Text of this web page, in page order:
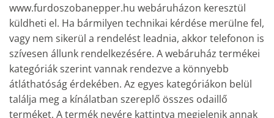
www.furdoszobanepper.hu webáruházon keresztül
küldheti el. Ha bármilyen technikai kérdése merülne fel,
vagy nem sikerül a rendelést leadnia, akkor telefonon is
szívesen állunk rendelkezésére. A webáruház termékei
kategóriák szerint vannak rendezve a könnyebb
átláthatóság érdekében. Az egyes kategóriákon belül
találja meg a kínálatban szereplő összes odaillő
terméket. A termék nevére kattintva megjelenik annak